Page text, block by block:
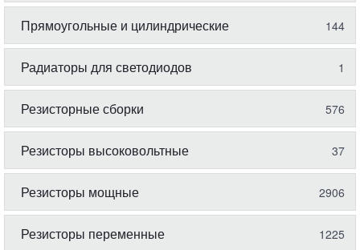
Прямоугольные и цилиндрические 144
Радиаторы для светодиодов 1
Резисторные сборки 576
Резисторы высоковольтные 37
Резисторы мощные 2906
Резисторы переменные 1225